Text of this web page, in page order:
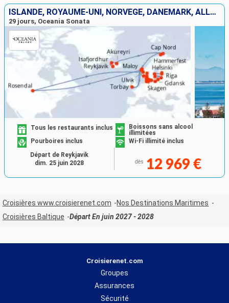
ISLANDE, ROYAUME-UNI, NORVÈGE, DANEMARK, ALLEMAGNE, POLOGNE, LITUANIE, LETTONIE, SUÈDE, ESTONIE, FINLANDE
29 jours, Oceania Sonata
Tous les restaurants inclus
Boissons sans alcool
illimitées
Pourboires inclus
Wi-Fi illimité inclus
dès 12 969 €
Départ de Reykjavik
dim. 25 juin 2028
Croisières www.croisierenet.com
Nos Destinations Maritimes
Croisières Baltique
Départ En juin 2027 - 2028
Croisierenet.com
Groupes
Assurances
Sécurité